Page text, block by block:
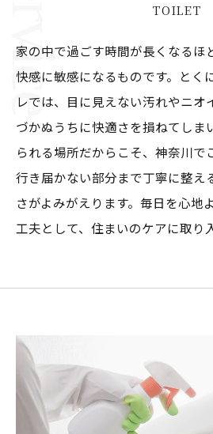
TOILET
家の中で過ごす時間が長くなるほ
快感に敏感になるものです。とく
レでは、目に見えない汚れやニオ
づかぬうちに快適さを損ねてしま
られる場所だからこそ、神奈川で
行き届かない部分まで丁寧に整え
さがよみがえります。毎日を心地
工夫として、住まいのケアに取り